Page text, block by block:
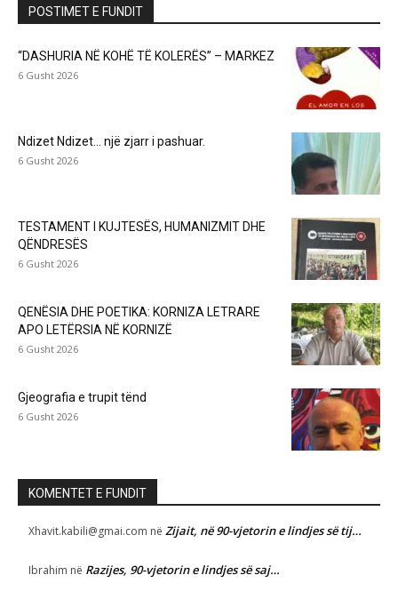
POSTIMET E FUNDIT
“DASHURIA NË KOHË TË KOLERËS” – MARKEZ
6 Gusht 2026
Ndizet Ndizet… një zjarr i pashuar.
6 Gusht 2026
TESTAMENT I KUJTESËS, HUMANIZMIT DHE
QËNDRESËS
6 Gusht 2026
QENËSIA DHE POETIKA: KORNIZA LETRARE
APO LETËRSIA NË KORNIZË
6 Gusht 2026
Gjeografia e trupit tënd
6 Gusht 2026
KOMENTET E FUNDIT
Xhavit.kabili@gmai.com në Zijait, në 90-vjetorin e lindjes së tij…
Ibrahim në Razijes, 90-vjetorin e lindjes së saj…